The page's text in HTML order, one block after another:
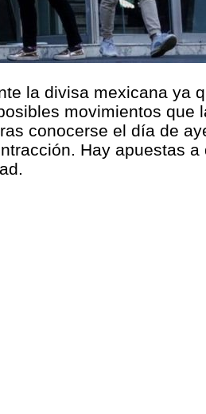
la divisa mexicana ya
movimientos que
conocerse el día de
Hay apuestas a